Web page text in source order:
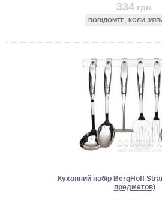
334 грн.
ПОВІДОМТЕ, КОЛИ
Кухонний набір BergHoff
предметов)